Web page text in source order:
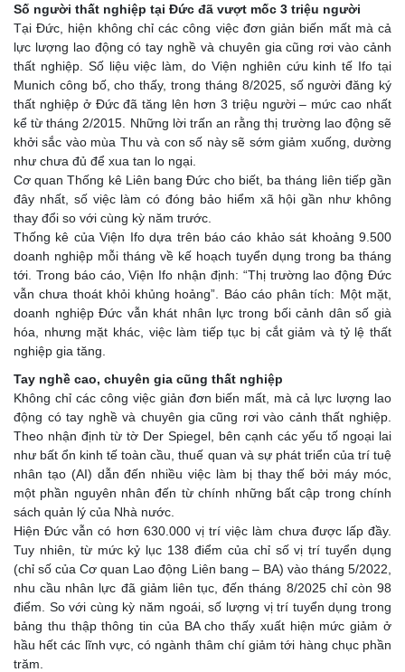
Số người thất nghiệp tại Đức đã vượt mốc 3 triệu người
Tại Đức, hiện không chỉ các công việc đơn giản biến mất mà cả
lực lượng lao động có tay nghề và chuyên gia cũng rơi vào cảnh
thất nghiệp. Số liệu việc làm, do Viện nghiên cứu kinh tế Ifo tại
Munich công bố, cho thấy, trong tháng 8/2025, số người đăng ký
thất nghiệp ở Đức đã tăng lên hơn 3 triệu người – mức cao nhất
kể từ tháng 2/2015. Những lời trấn an rằng thị trường lao động sẽ
khởi sắc vào mùa Thu và con số này sẽ sớm giảm xuống, dường
như chưa đủ để xua tan lo ngại.
Cơ quan Thống kê Liên bang Đức cho biết, ba tháng liên tiếp gần
đây nhất, số việc làm có đóng bảo hiểm xã hội gần như không
thay đổi so với cùng kỳ năm trước.
Thống kê của Viện Ifo dựa trên báo cáo khảo sát khoảng 9.500
doanh nghiệp mỗi tháng về kế hoạch tuyển dụng trong ba tháng
tới. Trong báo cáo, Viện Ifo nhận định: “Thị trường lao động Đức
vẫn chưa thoát khỏi khủng hoảng”. Báo cáo phân tích: Một mặt,
doanh nghiệp Đức vẫn khát nhân lực trong bối cảnh dân số già
hóa, nhưng mặt khác, việc làm tiếp tục bị cắt giảm và tỷ lệ thất
nghiệp gia tăng.
Tay nghề cao, chuyên gia cũng thất nghiệp
Không chỉ các công việc giản đơn biến mất, mà cả lực lượng lao
động có tay nghề và chuyên gia cũng rơi vào cảnh thất nghiệp.
Theo nhận định từ tờ Der Spiegel, bên cạnh các yếu tố ngoại lai
như bất ổn kinh tế toàn cầu, thuế quan và sự phát triển của trí tuệ
nhân tạo (AI) dẫn đến nhiều việc làm bị thay thế bởi máy móc,
một phần nguyên nhân đến từ chính những bất cập trong chính
sách quản lý của Nhà nước.
Hiện Đức vẫn có hơn 630.000 vị trí việc làm chưa được lấp đầy.
Tuy nhiên, từ mức kỷ lục 138 điểm của chỉ số vị trí tuyển dụng
(chỉ số của Cơ quan Lao động Liên bang – BA) vào tháng 5/2022,
nhu cầu nhân lực đã giảm liên tục, đến tháng 8/2025 chỉ còn 98
điểm. So với cùng kỳ năm ngoái, số lượng vị trí tuyển dụng trong
bảng thu thập thông tin của BA cho thấy xuất hiện mức giảm ở
hầu hết các lĩnh vực, có ngành thâm chí giảm tới hàng chục phần
trăm.